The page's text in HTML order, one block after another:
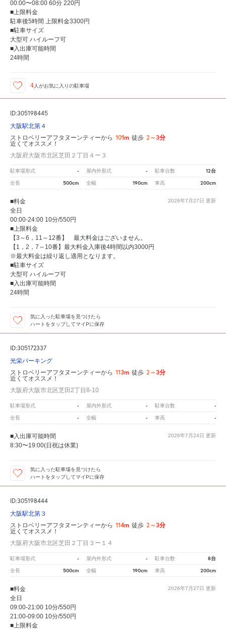
00:00〜08:00 60分 220円
■上限料金
駐車後5時間 上限料金3300円
■駐車サイズ
大型可 ハイルーフ可
■入出庫可能時間
24時間
4人がお気に入りの駐車場
ID:305198445
大阪駅北第４
ストロベリーアフタヌーンティーから 101m 徒歩 2～3分
近くてオススメ！
大阪府大阪市北区芝田２丁目４ー３
駐車場形式 - 屋内外形式 - 駐車台数 12台
全長 500cm 全幅 190cm 車高 200cm
2026年7月27日 更新
■料金
全日
00:00-24:00 10分/550円
■上限料金
【3～6，11～12番】 最大料金はございません。
【1，2，7～10番】最大料金入庫後4時間以内3000円
※最大料金は繰り返し適用となります。
■駐車サイズ
大型可 ハイルーフ可
■入出庫可能時間
24時間
気に入った駐車場を見つけたら
ハートをタップしてマイPに保存
ID:305172337
光栄パーキング
ストロベリーアフタヌーンティーから 113m 徒歩 2～3分
近くてオススメ！
大阪府大阪市北区芝田2丁目8-10
駐車場形式 - 屋内外形式 - 駐車台数 -
全長 - 全幅 - 車高 -
2026年7月24日 更新
■入出庫可能時間
8:30〜19:00(日祝は休業)
気に入った駐車場を見つけたら
ハートをタップしてマイPに保存
ID:305198444
大阪駅北第３
ストロベリーアフタヌーンティーから 114m 徒歩 2～3分
近くてオススメ！
大阪府大阪市北区芝田２丁目３ー１４
駐車場形式 - 屋内外形式 - 駐車台数 8台
全長 500cm 全幅 190cm 車高 200cm
2026年7月27日 更新
■料金
全日
09:00-21:00 10分/550円
21:00-09:00 10分/550円
■上限料金